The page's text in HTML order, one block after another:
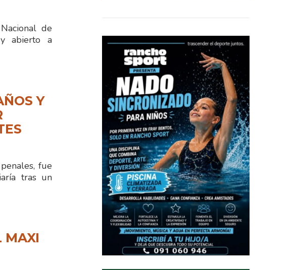
de
abierto a
Y
fue
tras un
MAXI